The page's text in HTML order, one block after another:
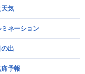
天気
ミネーション
出
痛予報